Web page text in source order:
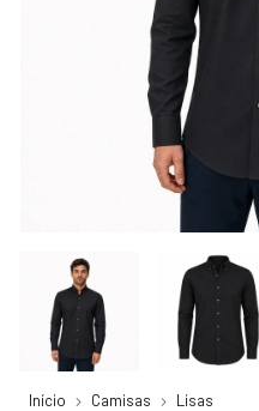
Início Camisas Lisas